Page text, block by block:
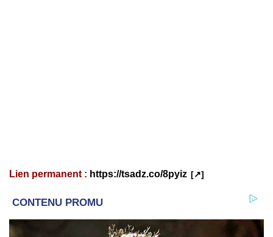
Lien permanent : https://tsadz.co/8pyiz